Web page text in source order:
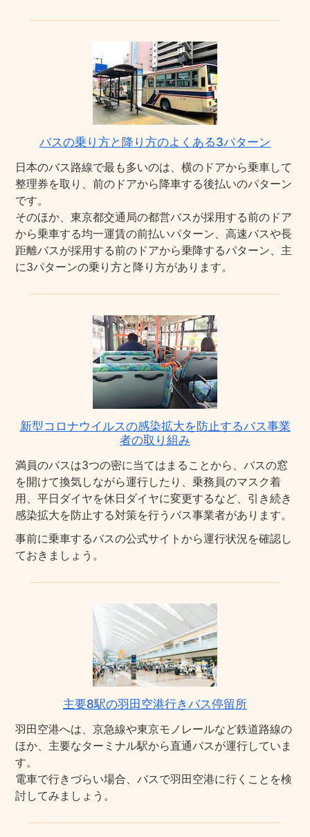
バスの乗り方と降り方のよくある3パターン
日本のバス路線で最も多いのは、横のドアから乗車して
整理券を取り、前のドアから降車する後払いのパターン
です。
そのほか、東京都交通局の都営バスが採用する前のドア
から乗車する均一運賃の前払いパターン、高速バスや長
距離バスが採用する前のドアから乗降するパターン、主
に3パターンの乗り方と降り方があります。
新型コロナウイルスの感染拡大を防止するバス事業
者の取り組み
満員のバスは3つの密に当てはまることから、バスの窓
を開けて換気しながら運行したり、乗務員のマスク着
用、平日ダイヤを休日ダイヤに変更するなど、引き続き
感染拡大を防止する対策を行うバス事業者があります。
事前に乗車するバスの公式サイトから運行状況を確認し
ておきましょう。
主要8駅の羽田空港行きバス停留所
羽田空港へは、京急線や東京モノレールなど鉄道路線の
ほか、主要なターミナル駅から直通バスが運行していま
す。
電車で行きづらい場合、バスで羽田空港に行くことを検
討してみましょう。